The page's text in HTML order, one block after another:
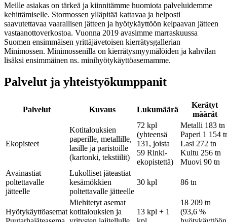
Meille asiakas on tärkeä ja kiinnitämme huomiota palveluidemme
kehittämiselle. Stormossen ylläpitää kattavaa ja helposti
saavutettavaa vaarallisen jätteen ja hyötykäyttöön kelpaavan jätteen
vastaanottoverkostoa. Vuonna 2019 avasimme marraskuussa
Suomen ensimmäisen yrittäjävetoisen kierrätysgallerian
Minimossen. Minimossenilla on kierrätysmyymälöiden ja kahvilan
lisäksi ensimmäinen ns. minihyötykäyttöasemamme.
Palvelut ja yhteistyökumppanit
Palvelut Kuvaus Lukumäärä
Kerätyt
määrät
Ekopisteet
Kotitalouksien
paperille, metallille,
lasille ja paristoille
(kartonki, tekstiilit)
72 kpl
(yhteensä
131, joista
59 Rinki-
ekopistettä)
Metalli 183 tn
Paperi 1 154
Lasi 272 tn
Kuitu 256 tn
Muovi 90 tn
Avainastiat
poltettavalle
jätteelle
Lukolliset jäteastiat
kesämökkien
poltettavalle jätteelle
30 kpl 86 tn
Hyötykäyttöasemat
Miehitetyt asemat
kotitalouksien ja
13 kpl + 1
18 209 tn
(93,6 %